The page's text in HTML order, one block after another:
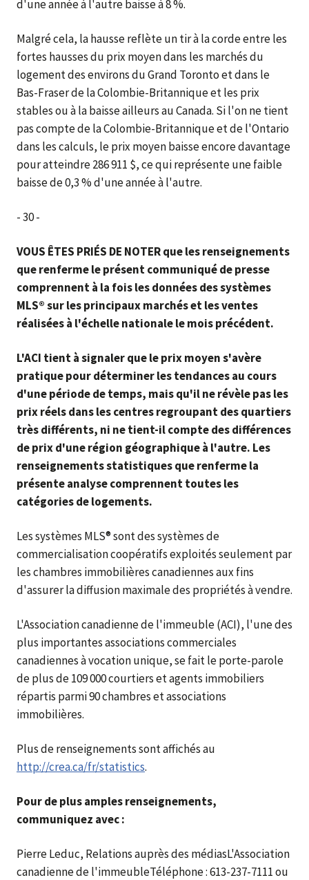
d'une année à l'autre baisse à 8 %.
Malgré cela, la hausse reflète un tir à la corde entre les
fortes hausses du prix moyen dans les marchés du
logement des environs du Grand Toronto et dans le
Bas-Fraser de la Colombie-Britannique et les prix
stables ou à la baisse ailleurs au Canada. Si l'on ne tient
pas compte de la Colombie-Britannique et de l'Ontario
dans les calculs, le prix moyen baisse encore davantage
pour atteindre 286 911 $, ce qui représente une faible
baisse de 0,3 % d'une année à l'autre.
- 30 -
VOUS ÊTES PRIÉS DE NOTER que les renseignements
que renferme le présent communiqué de presse
comprennent à la fois les données des systèmes
MLS® sur les principaux marchés et les ventes
réalisées à l'échelle nationale le mois précédent.
L'ACI tient à signaler que le prix moyen s'avère
pratique pour déterminer les tendances au cours
d'une période de temps, mais qu'il ne révèle pas les
prix réels dans les centres regroupant des quartiers
très différents, ni ne tient-il compte des différences
de prix d'une région géographique à l'autre. Les
renseignements statistiques que renferme la
présente analyse comprennent toutes les
catégories de logements.
Les systèmes MLS® sont des systèmes de
commercialisation coopératifs exploités seulement par
les chambres immobilières canadiennes aux fins
d'assurer la diffusion maximale des propriétés à vendre.
L'Association canadienne de l'immeuble (ACI), l'une des
plus importantes associations commerciales
canadiennes à vocation unique, se fait le porte-parole
de plus de 109 000 courtiers et agents immobiliers
répartis parmi 90 chambres et associations
immobilières.
Plus de renseignements sont affichés au
http://crea.ca/fr/statistics.
Pour de plus amples renseignements,
communiquez avec :
Pierre Leduc, Relations auprès des médiasL'Association
canadienne de l'immeubleTéléphone : 613-237-7111 ou